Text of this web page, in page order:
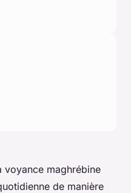
voyance maghrébine
de manière